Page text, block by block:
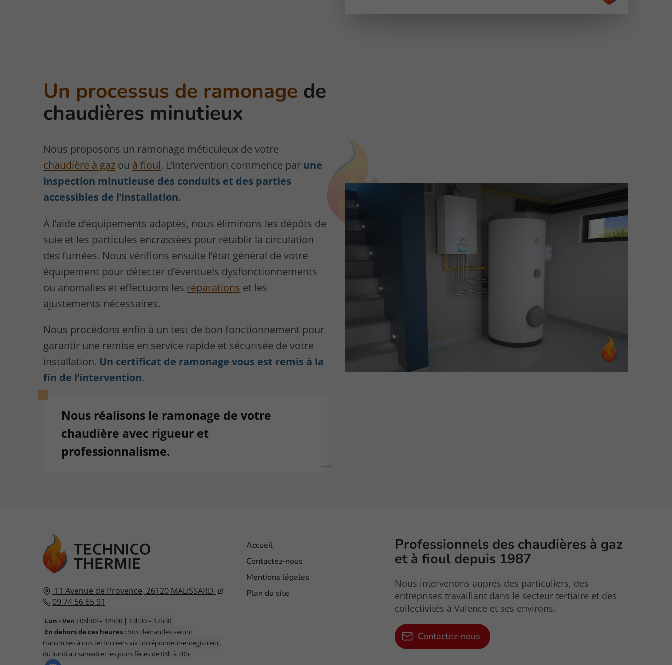
Un processus de ramonage de
chaudières minutieux
Nous proposons un ramonage méticuleux de votre
chaudière à gaz ou à fioul. L’intervention commence par une
inspection minutieuse des conduits et des parties
accessibles de l’installation.
À l’aide d’équipements adaptés, nous éliminons les dépôts de
suie et les particules encrassées pour rétablir la circulation
des fumées. Nous vérifions ensuite l’état général de votre
équipement pour détecter d’éventuels dysfonctionnements
ou anomalies et effectuons les réparations et les
ajustements nécessaires.
Nous procédons enfin à un test de bon fonctionnement pour
garantir une remise en service rapide et sécurisée de votre
installation. Un certificat de ramonage vous est remis à la
fin de l’intervention.
Nous réalisons le ramonage de votre
chaudière avec rigueur et
professionnalisme.
11 Avenue de Provence, 26120 MALISSARD
09 74 56 65 91
Lun - Ven : 08h00 – 12h00 | 13h30 – 17h30
En dehors de ces heures : Vos demandes seront
transmises à nos techniciens via un répondeur-enregistreur,
du lundi au samedi et les jours fériés de 08h à 20h
Accueil
Contactez-nous
Mentions légales
Plan du site
Professionnels des chaudières à gaz
et à fioul depuis 1987
Nous intervenons auprès des particuliers, des
entreprises travaillant dans le secteur tertiaire et des
collectivités à Valence et ses environs.
Contactez-nous